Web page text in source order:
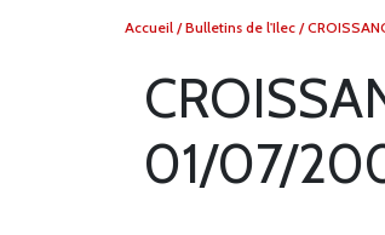
Vous
Accueil /Bulletins de l'Ilec /
01/07/